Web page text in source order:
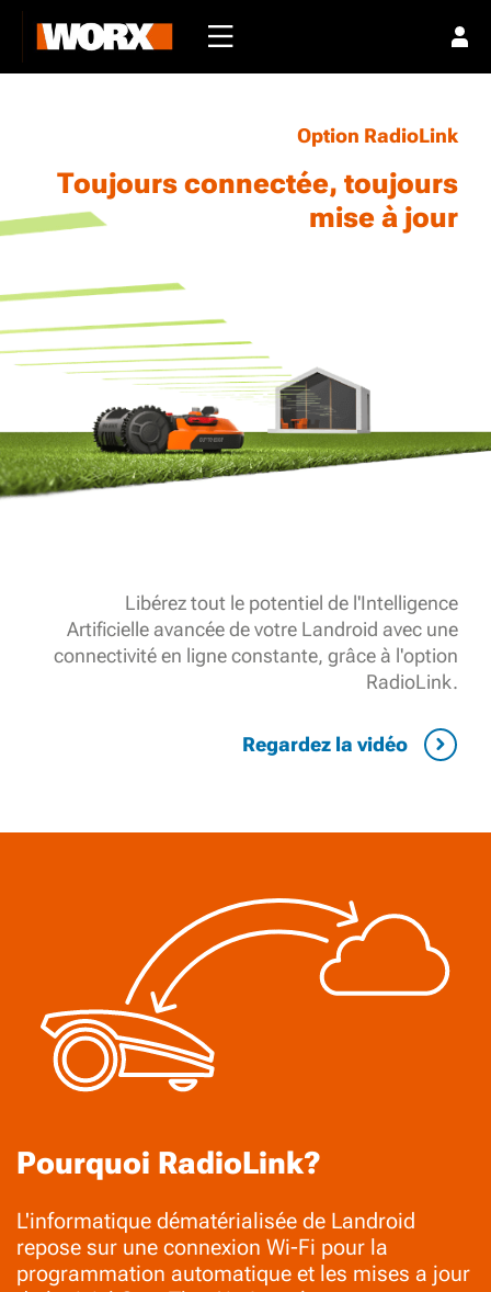
Option RadioLink
Toujours connectée, toujours
mise à jour
Libérez tout le potentiel de l'Intelligence
Artificielle avancée de votre Landroid avec une
connectivité en ligne constante, grâce à l'option
RadioLink.
Regardez la vidéo
Pourquoi RadioLink?
L'informatique dématérialisée de Landroid
repose sur une connexion Wi-Fi pour la
programmation automatique et les mises a jour